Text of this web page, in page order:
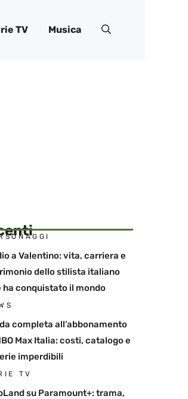
TV Musica
a Valentino: vita, carriera e
dello stilista italiano
ha conquistato il mondo
completa all’abbonamento
Max Italia: costi, catalogo e
imperdibili
TV
su Paramount+: trama,